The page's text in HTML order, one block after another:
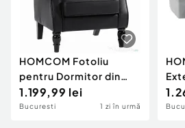
HOMCOM Fotoliu
pentru Dormitor din
Piele PU, cu Șezut
Spațios, Brațe și
1.199,99 lei
Bucuresti 1 zi în urmă